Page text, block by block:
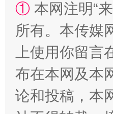
国家大学科技园优化
① 本网注明“
所有。本传媒
上使用你留
布在本网及本
论和投稿，本